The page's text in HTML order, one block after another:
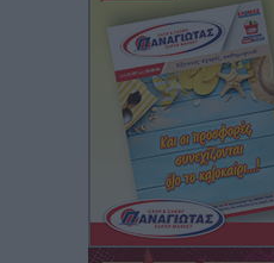
Αυτοκίνητο μπήκε
Μαστιχάρι –
5χρονο παιδί
Τοπικές Ειδήσεις • πριν 7 ώρες
“Η Ευρώπη αντιμετώπιζε
τρόμου” – Η